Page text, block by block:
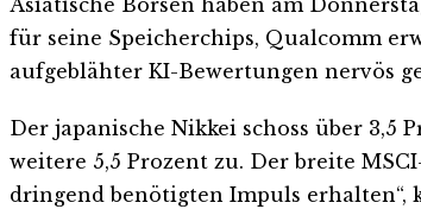
Asiatische Börsen haben am
für seine Speicherchips, Qualcomm
aufgeblähter KI-Bewertungen nervös
Der japanische Nikkei schoss über 3,5
weitere 5,5 Prozent zu. Der breite
dringend benötigten Impuls erhalten“,